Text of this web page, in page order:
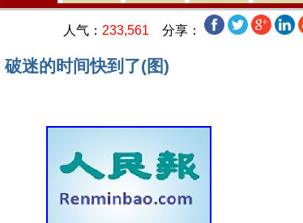
人气： 233,561 分享：
迷的时间快到了(图)